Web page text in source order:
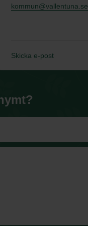
kommun@vallentuna.se
Skicka e-post